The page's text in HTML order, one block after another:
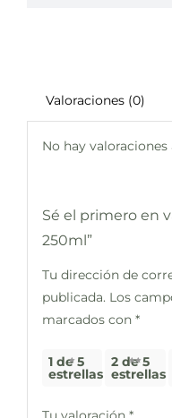
Valoraciones (0)
No hay valoraciones
Sé el primero en
250ml”
Tu dirección de
publicada. Los
marcados con *
1 de 5
estrellas
2 de 5
estrellas